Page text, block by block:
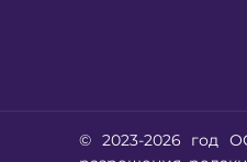
© 2023-2026 год